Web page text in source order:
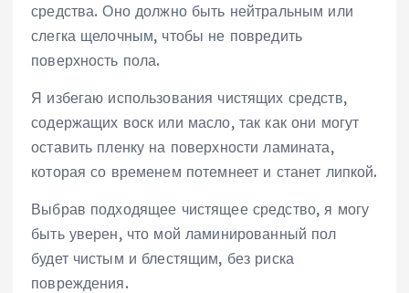
средства. Оно должно быть нейтральным или
слегка щелочным, чтобы не повредить
поверхность пола.
Я избегаю использования чистящих средств,
содержащих воск или масло, так как они могут
оставить пленку на поверхности ламината,
которая со временем потемнеет и станет липкой.
Выбрав подходящее чистящее средство, я могу
быть уверен, что мой ламинированный пол
будет чистым и блестящим, без риска
повреждения.